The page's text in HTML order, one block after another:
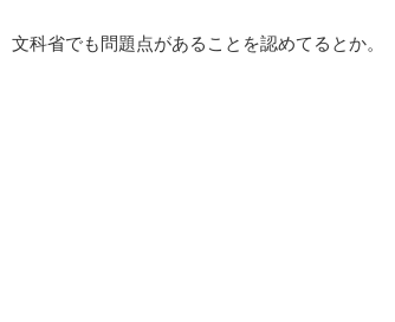
科省でも問題点があることを認めてるとか。